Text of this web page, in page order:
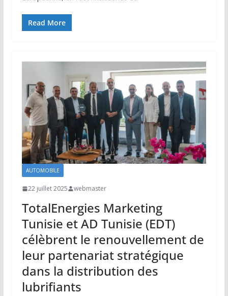
Read More
AUTOMOBILE
22 juillet 2025 webmaster
TotalEnergies Marketing
Tunisie et AD Tunisie (EDT)
célèbrent le renouvellement de
leur partenariat stratégique
dans la distribution des
lubrifiants